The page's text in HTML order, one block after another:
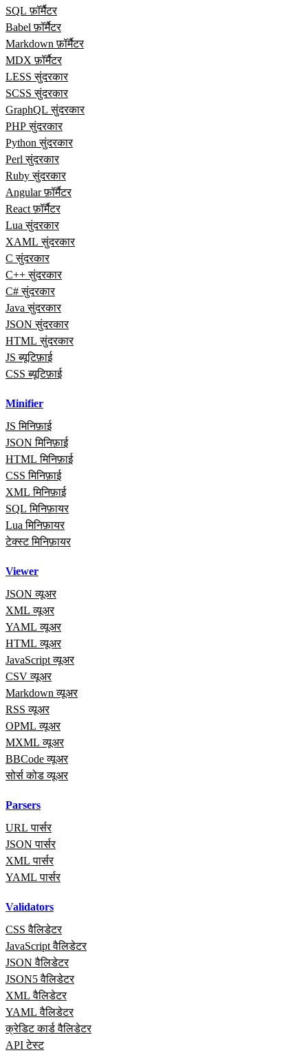
SQL फ़ॉर्मैटर
Babel फ़ॉर्मैटर
Markdown फ़ॉर्मैटर
MDX फ़ॉर्मैटर
LESS सुंदरकार
SCSS सुंदरकार
GraphQL सुंदरकार
PHP सुंदरकार
Python सुंदरकार
Perl सुंदरकार
Ruby सुंदरकार
Angular फ़ॉर्मैटर
React फ़ॉर्मैटर
Lua सुंदरकार
XAML सुंदरकार
C सुंदरकार
C++ सुंदरकार
C# सुंदरकार
Java सुंदरकार
JSON सुंदरकार
HTML सुंदरकार
JS ब्यूटिफ़ाई
CSS ब्यूटिफ़ाई
Minifier
JS मिनिफ़ाई
JSON मिनिफ़ाई
HTML मिनिफ़ाई
CSS मिनिफ़ाई
XML मिनिफ़ाई
SQL मिनिफ़ायर
Lua मिनिफ़ायर
टेक्स्ट मिनिफ़ायर
Viewer
JSON व्यूअर
XML व्यूअर
YAML व्यूअर
HTML व्यूअर
JavaScript व्यूअर
CSV व्यूअर
Markdown व्यूअर
RSS व्यूअर
OPML व्यूअर
MXML व्यूअर
BBCode व्यूअर
सोर्स कोड व्यूअर
Parsers
URL पार्सर
JSON पार्सर
XML पार्सर
YAML पार्सर
Validators
CSS वैलिडेटर
JavaScript वैलिडेटर
JSON वैलिडेटर
JSON5 वैलिडेटर
XML वैलिडेटर
YAML वैलिडेटर
क्रेडिट कार्ड वैलिडेटर
API टेस्ट